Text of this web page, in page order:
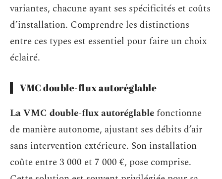
variantes, chacune ayant ses spécificités et coûts
d’installation. Comprendre les distinctions
entre ces types est essentiel pour faire un choix
éclairé.
VMC double-flux autoréglable
La VMC double-flux autoréglablefonctionne
de manière autonome, ajustant ses débits d’air
sans intervention extérieure. Son installation
coûte entre 3 000 et 7 000 €, pose comprise.